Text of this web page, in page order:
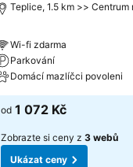
Teplice, 1.5 km >> Centrum
Wi-fi zdarma
Parkování
Domácí mazlíčci povoleni
od 1 072 Kč
Zobrazte si ceny z 3 webů
Ukázat ceny